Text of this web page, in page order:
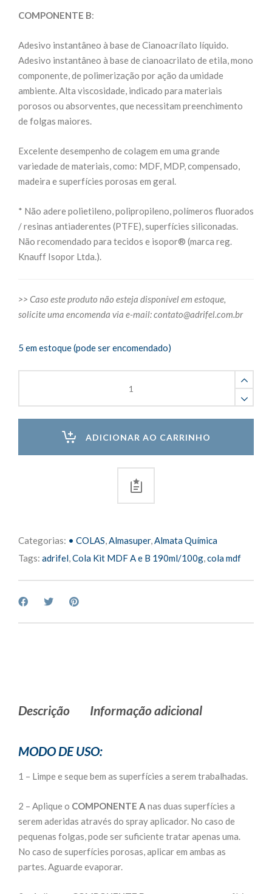
COMPONENTE B:
Adesivo instantâneo à base de Cianoacrílato líquido.
Adesivo instantâneo à base de cianoacrilato de etila, mono
componente, de polimerização por ação da umidade
ambiente. Alta viscosidade, indicado para materiais
porosos ou absorventes, que necessitam preenchimento
de folgas maiores.
Excelente desempenho de colagem em uma grande
variedade de materiais, como: MDF, MDP, compensado,
madeira e superfícies porosas em geral.
* Não adere polietileno, polipropileno, polímeros fluorados
/ resinas antiaderentes (PTFE), superfícies siliconadas.
Não recomendado para tecidos e isopor® (marca reg.
Knauff Isopor Ltda.).
>> Caso este produto não esteja disponível em estoque,
solicite uma encomenda via e-mail:contato@adrifel.com.br
5 em estoque (pode ser encomendado)
ADICIONAR AO CARRINHO
Categorias: • COLAS,Almasuper,Almata Química
Tags: adrifel,Cola Kit MDF A e B 190ml/100g,cola mdf
Descrição Informação adicional
MODO DE USO:
1 – Limpe e seque bem as superfícies a serem trabalhadas.
2 – Aplique o COMPONENTE A nas duas superfícies a
serem aderidas através do spray aplicador. No caso de
pequenas folgas, pode ser suficiente tratar apenas uma.
No caso de superfícies porosas, aplicar em ambas as
partes. Aguarde evaporar.